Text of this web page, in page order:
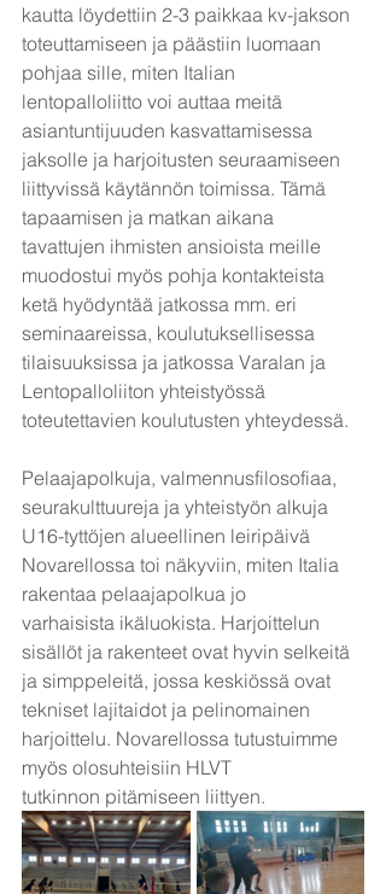
kautta löydettiin 2-3 paikkaa kv-jakson
toteuttamiseen ja päästiin luomaan
pohjaa sille, miten Italian
lentopalloliitto voi auttaa meitä
asiantuntijuuden kasvattamisessa
jaksolle ja harjoitusten seuraamiseen
liittyvissä käytännön toimissa. Tämä
tapaamisen ja matkan aikana
tavattujen ihmisten ansioista meille
muodostui myös pohja kontakteista
ketä hyödyntää jatkossa mm. eri
seminaareissa, koulutuksellisessa
tilaisuuksissa ja jatkossa Varalan ja
Lentopalloliiton yhteistyössä
toteutettavien koulutusten yhteydessä.
Pelaajapolkuja, valmennusfilosofiaa,
seurakulttuureja ja yhteistyön alkuja
U16-tyttöjen alueellinen leiripäivä
Novarellossa toi näkyviin, miten Italia
rakentaa pelaajapolkua jo
varhaisista ikäluokista. Harjoittelun
sisällöt ja rakenteet ovat hyvin selkeitä
ja simppeleitä, jossa keskiössä ovat
tekniset lajitaidot ja pelinomainen
harjoittelu. Novarellossa tutustuimme
myös olosuhteisiin HLVT
tutkinnon pitämiseen liittyen.